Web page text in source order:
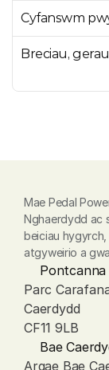
Cyfanswm
Breciau,
Mae Pedal
Nghaerdydd ac
beiciau
atgyweirio a
Pontcanna
Parc
Caerdydd
CF11 9LB
Bae
Argae Bae